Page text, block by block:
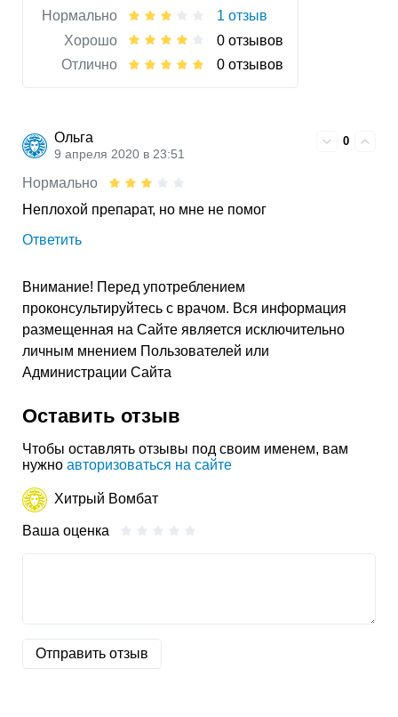
Нормально
1 отзыв
Хорошо
0 отзывов
Отлично
0 отзывов
Ольга
9 апреля 2020 в 23:51
0
Нормально
Неплохой препарат, но мне не помог
Ответить
Внимание! Перед употреблением
проконсультируйтесь с врачом. Вся информация
размещенная на Сайте является исключительно
личным мнением Пользователей или
Администрации Сайта
Оставить отзыв
Чтобы оставлять отзывы под своим именем, вам
нужно авторизоваться на сайте
Хитрый Вомбат
Ваша оценка
Отправить отзыв